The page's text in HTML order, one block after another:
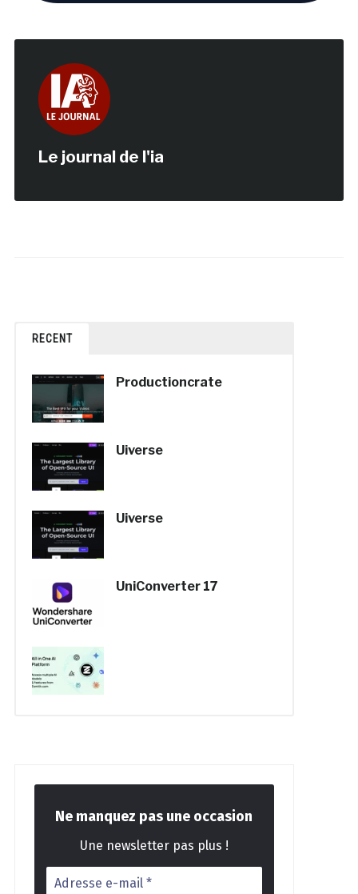
Le journal de l'ia
RECENT
Productioncrate
Uiverse
Uiverse
UniConverter 17
Ne manquez pas une occasion
Une newsletter pas plus !